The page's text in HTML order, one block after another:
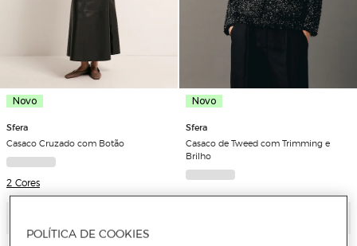
Novo
Sfera
Casaco Cruzado com Botão
2 Cores
Novo
Sfera
Casaco de Tweed com Trimming e
Brilho
POLÍTICA DE COOKIES